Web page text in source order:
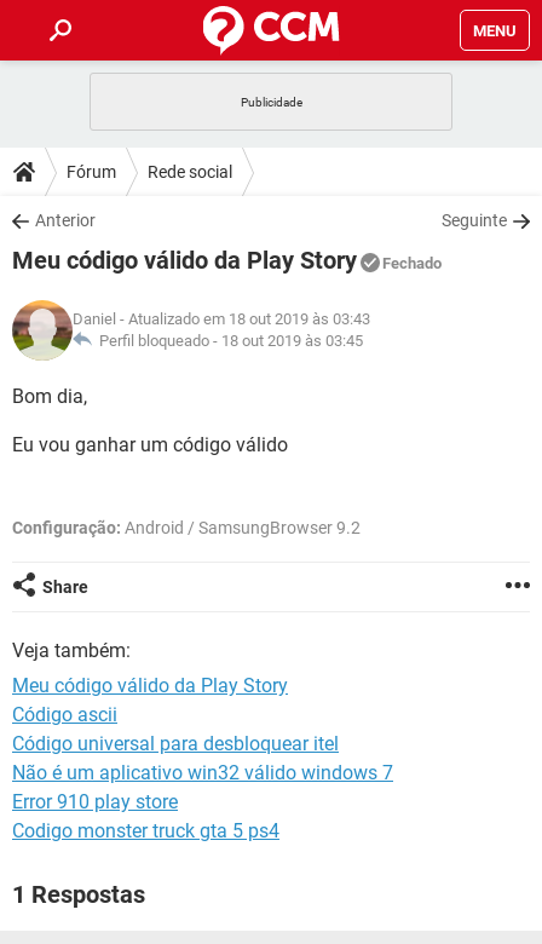
MENU
CELULAR
OUTLOOK
INSTAGRAM GMAIL
GUIA DE COMPRAS
DICAS
JOGOS
INSTAGRAM GMAIL
GUIA DE COMPRAS
DOWNLOADS
JOGOS WHATSAPP
CELULAR
OUTLOOK EXCEL
INSTAGRAM
JOGOS WHATSAPP
CELULAR
OUTLOOK
INSTAGRAM
GLOSSÁRIO
JOGOS
Fórum Rede social
Anterior Seguinte
Meu código válido da Play Story Fechado
Daniel - Atualizado em 18 out 2019 às 03:43
Perfil bloqueado - 18 out 2019 às 03:45
Bom dia,
Eu vou ganhar um código válido
Configuração: Android / SamsungBrowser 9.2
Share
Veja também:
Meu código válido da Play Story
Código ascii
Código universal para desbloquear itel
Não é um aplicativo win32 válido windows 7
Error 910 play store
Codigo monster truck gta 5 ps4
1 Respostas